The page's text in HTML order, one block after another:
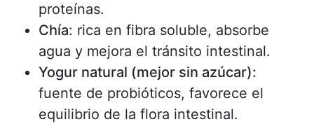
proteínas.
Chía: rica en fibra soluble, absorbe
agua y mejora el tránsito intestinal.
Yogur natural (mejor sin azúcar):
fuente de probióticos, favorece el
equilibrio de la flora intestinal.